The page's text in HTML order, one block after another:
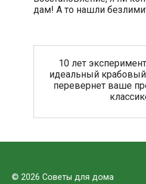
дам! А то нашли
10 лет
идеальный крабовый
перевернет ваше
© 2026 Советы для дома